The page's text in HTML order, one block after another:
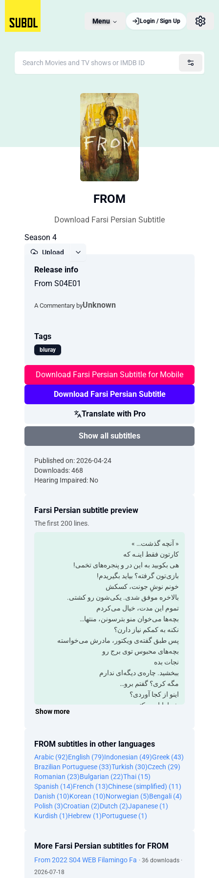
Menu Login / Sign Up
FROM
Download Farsi Persian Subtitle
Season 4
Upload
Release info
From S04E01
A Commentary byUnknown
Tags
bluray
Download Farsi Persian Subtitle for Mobile
Download Farsi Persian Subtitle
Translate with Pro
Show all subtitles
Published on: 2026-04-24
Downloads: 468
Hearing Impaired: No
Farsi Persian subtitle preview
The first 200 lines.
‫« آنچه گذشت… »
‫کارتون فقط اینـه که
‫هی بکوبید به این در و پنجره‌های تخمی!
‫بازی‌تون گرفته؟ ‫بیاید بگیریدم!
‫خونم نوشِ جونت، کسکش
‫بالاخره موفق شدی. ‫یکی‌شون رو کشتی.
‫تموم این مدت، خیال می‌کردم
‫بچه‌ها می‌خوان منو بترسونن، منتها…
‫نکنه به کمکم نیاز دارن؟
‫پس طبق گفته‌ی ویکتور، ‫مادرش می‌خواسته
بچه‌های محبوس توی برج رو
‫نجات بده
‫ببخشید. چاره‌ی دیگه‌ای ندارم
‫مگه کری؟ ‫گفتم برو…
‫اینو از کجا آوردی؟
‫شما بابای ویکتوری
‫آخه جلوتر یه شهره!
‫شما همینطوری مستقیم برید! ‫خواهش می‌کنم!
‫ویکتور
‫نمی‌دونستم چطوری برگردم خونه
‫اون پسره‌ی سفیدپوش می‌خواست ‫به کریستوفر
بفهمونه که
‫برای نجات بچه‌ها،
‫واسه همین حرف‌های پسره رو ‫به مامانم گفتم
Show more
FROM subtitles in other languages
Arabic (92)English (79)Indonesian (49)Greek (43)
Brazilian Portuguese (33)Turkish (30)Czech (29)
Romanian (23)Bulgarian (22)Thai (15)
Spanish (14)French (13)Chinese (simplified) (11)
Danish (10)Korean (10)Norwegian (5)Bengali (4)
Polish (3)Croatian (2)Dutch (2)Japanese (1)
Kurdish (1)Hebrew (1)Portuguese (1)
More Farsi Persian subtitles for FROM
From 2022 S04 WEB Filamingo Fa · 36 downloads ·
2026-07-18